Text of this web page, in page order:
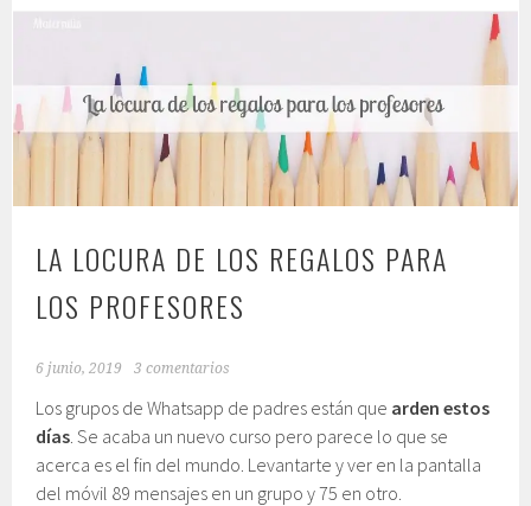
LA LOCURA DE LOS REGALOS PARA
LOS PROFESORES
6 junio, 2019 3 comentarios
Los grupos de Whatsapp de padres están que arden estos
días . Se acaba un nuevo curso pero parece lo que se
acerca es el fin del mundo. Levantarte y ver en la pantalla
del móvil 89 mensajes en un grupo y 75 en otro.